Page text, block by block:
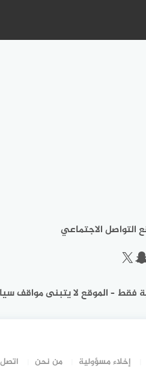
التواصل الاجتماعي
شات
إكس
فقط – الموقع لا يتبنى مواقف
إخلاء مسؤولية من نحن